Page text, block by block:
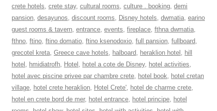
crete hotels, crete stay, cultural rooms, culture . booking, demi
pansion, desayunos, discount rooms, Disney hotels, dwmatia, earino
guest rooms & tavern, entrance, events, fireplace, fthna dwmatia,
fthno, ftino, ftino domatio, ftino ksenodoxio, full pansion, fullboard,
grecotel kreta, Greece cave hotels, halboard, heraklion hotel , hill
hotel , hmidiatrofh, Hotel , hotel a cote de Disney, hotel activities,
hotel avec piscine privee par chambre crete, hotel book, hotel cretan
village, hotel crete heraklion, Hotel Crete', hotel de charme crete,
hotel en crete bord de mer, hotel entrance, hotel principe, hotel